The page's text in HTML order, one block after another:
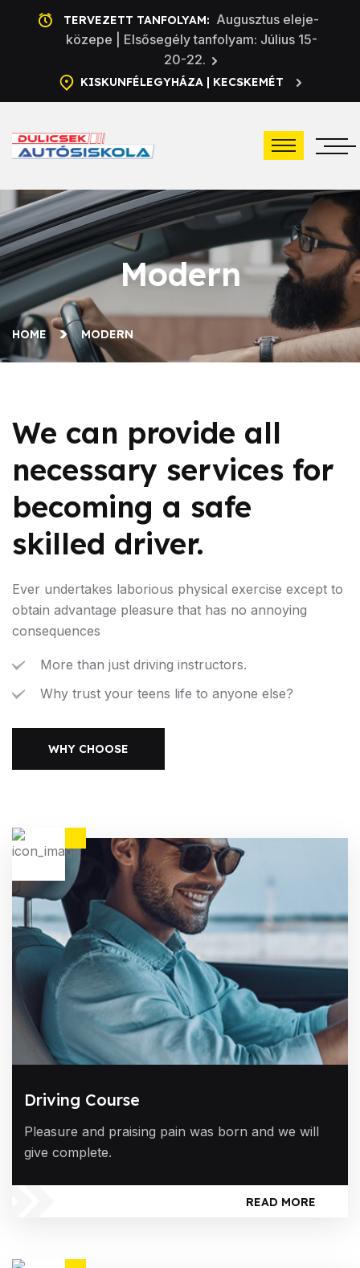
TERVEZETT TANFOLYAM: Augusztus eleje-
közepe | Elsősegély tanfolyam: Július 15-
20-22.
KISKUNFÉLEGYHÁZA | KECSKEMÉT
Modern
HOME MODERN
We can provide all
necessary services for
becoming a safe
skilled driver.
Ever undertakes laborious physical exercise except to
obtain advantage pleasure that has no annoying
consequences
More than just driving instructors.
Why trust your teens life to anyone else?
WHY CHOOSE
Driving Course
Pleasure and praising pain was born and we will
give complete.
READ MORE